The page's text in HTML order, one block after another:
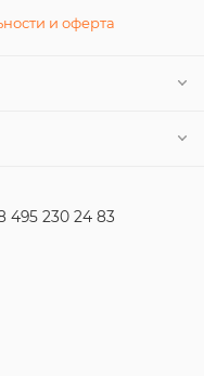
и оферта
495 230 24 83